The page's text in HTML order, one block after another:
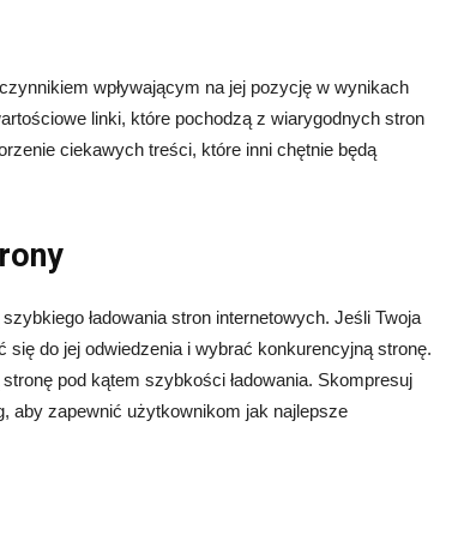
wpływającym na jej pozycję w wynikach
linki, które pochodzą z wiarygodnych stron
ciekawych treści, które inni chętnie będą
ładowania stron internetowych. Jeśli Twoja
do jej odwiedzenia i wybrać konkurencyjną stronę.
pod kątem szybkości ładowania. Skompresuj
aby zapewnić użytkownikom jak najlepsze